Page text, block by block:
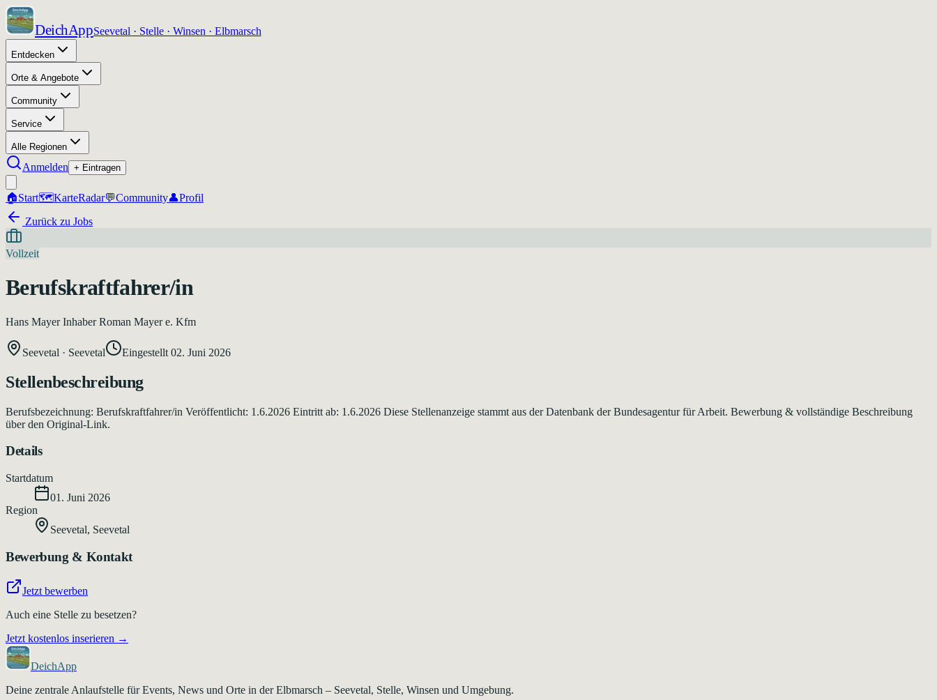
DeichAppSeevetal · Stelle · Winsen · Elbmarsch
Entdecken
Orte & Angebote
Community
Service
Alle Regionen
Anmelden + Eintragen
🏠Start🗺️KarteRadar💬Community👤Profil
Zurück zu Jobs
Vollzeit
Berufskraftfahrer/in
Hans Mayer Inhaber Roman Mayer e. Kfm
Seevetal · Seevetal Eingestellt 02. Juni 2026
Stellenbeschreibung
Berufsbezeichnung: Berufskraftfahrer/in Veröffentlicht: 1.6.2026 Eintritt ab: 1.6.2026 Diese Stellenanzeige stammt aus der Datenbank der Bundesagentur für Arbeit. Bewerbung & vollständige Beschreibung
über den Original-Link.
Details
Startdatum
01. Juni 2026
Region
Seevetal, Seevetal
Bewerbung & Kontakt
Jetzt bewerben
Auch eine Stelle zu besetzen?
Jetzt kostenlos inserieren →
DeichApp
Deine zentrale Anlaufstelle für Events, News und Orte in der Elbmarsch – Seevetal, Stelle, Winsen und Umgebung.